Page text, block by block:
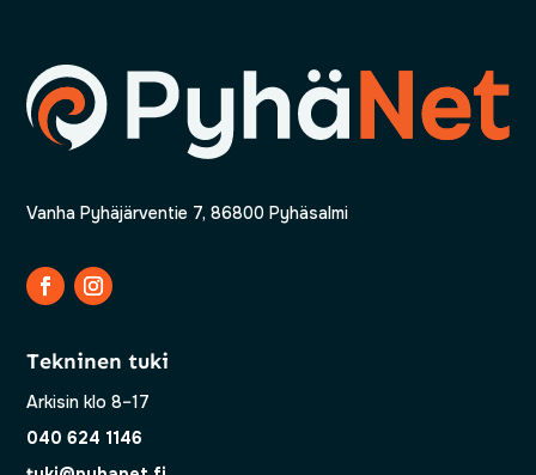
Vanha Pyhäjärventie 7, 86800 Pyhäsalmi
Tekninen tuki
Arkisin klo 8–17
040 624 1146